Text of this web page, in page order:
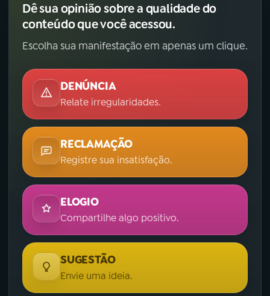
Dê sua opinião sobre a qualidade do
conteúdo que você acessou.
Escolha sua manifestação em apenas um clique.
DENÚNCIA
Relate irregularidades.
RECLAMAÇÃO
Registre sua insatisfação.
ELOGIO
Compartilhe algo positivo.
SUGESTÃO
Envie uma ideia.